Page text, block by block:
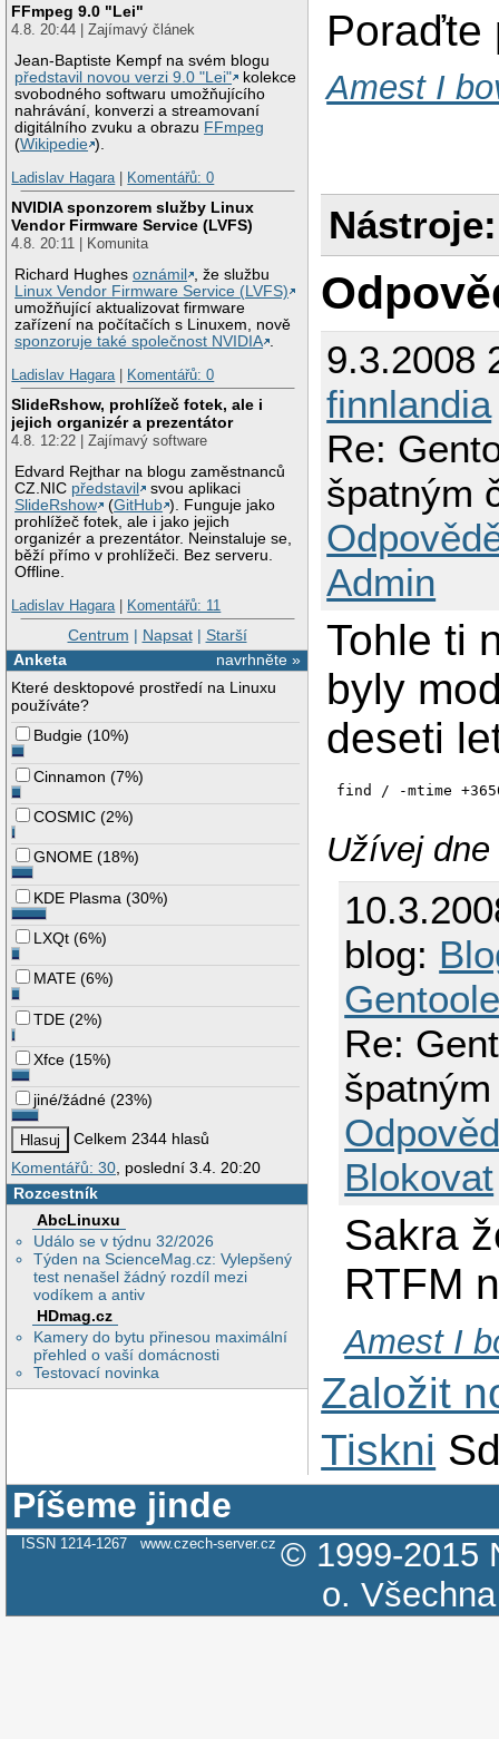
FFmpeg 9.0 "Lei"
4.8. 20:44 | Zajímavý článek
Jean-Baptiste Kempf na svém blogu
představil novou verzi 9.0 "Lei"
kolekce
svobodného softwaru umožňujícího
nahrávání, konverzi a streamovaní
digitálního zvuku a obrazu FFmpeg
(Wikipedie ).
Ladislav Hagara| Komentářů: 0
NVIDIA sponzorem služby Linux
Vendor Firmware Service (LVFS)
4.8. 20:11 | Komunita
Richard Hughesoznámil
, že službu
Linux Vendor Firmware Service (LVFS)
umožňující aktualizovat firmware
zařízení na počítačích s Linuxem, nově
sponzoruje také společnost NVIDIA .
Ladislav Hagara| Komentářů: 0
SlideRshow, prohlížeč fotek, ale i
jejich organizér a prezentátor
4.8. 12:22 | Zajímavý software
Edvard Rejthar na blogu zaměstnanců
CZ.NIC představil
svou aplikaci
SlideRshow
(GitHub ). Funguje jako
prohlížeč fotek, ale i jako jejich
organizér a prezentátor. Neinstaluje se,
běží přímo v prohlížeči. Bez serveru.
Offline.
Ladislav Hagara| Komentářů: 11
Centrum | Napsat| Starší
navrhněte »
Anketa
Které desktopové prostředí na Linuxu
používáte?
Budgie (10%)
Cinnamon (7%)
COSMIC (2%)
GNOME (18%)
KDE Plasma (30%)
LXQt (6%)
MATE (6%)
TDE (2%)
Xfce (15%)
jiné/žádné (23%)
Celkem 2344 hlasů
Komentářů: 30 , poslední 3.4. 20:20
Rozcestník
AbcLinuxu
Událo se v týdnu 32/2026
Týden na ScienceMag.cz: Vylepšený
test nenašel žádný rozdíl mezi
vodíkem a antiv
HDmag.cz
Kamery do bytu přinesou maximální
přehled o vaší domácnosti
Testovací novinka
Poraďte
Amest I
Nástroje:
9.3.2008
finnlandia
Re:
špatným
Admin
Tohle ti
byly
deseti
find / -mtime
Užívej
blog:
Re:
Blokovat
Sakra
RTFM
Amest I
Založit
Tiskni
Píšeme jinde
ISSN 1214-1267 www.czech-server.cz © 1999-2015
o.